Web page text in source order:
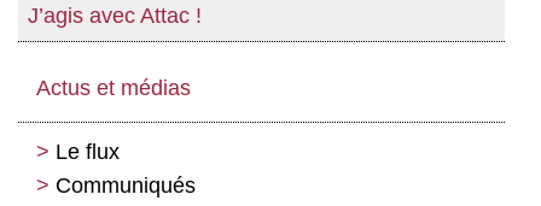
J’agis avec Attac !
Actus et médias
Le flux
Communiqués